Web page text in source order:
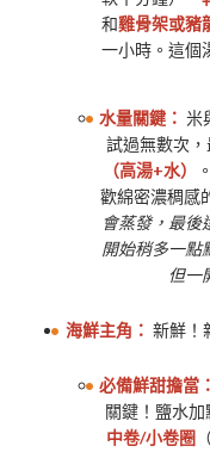
和雞骨架或豬
一小時。這個
水量關鍵： 米
試過無數次
（高湯+水）
歡綿密濃稠感
會蒸發，最後
開始稍多一點
但一
海鮮主角： 新鮮！
必備鮮甜擔當：
關鍵！鹽水加
中卷/小卷圈